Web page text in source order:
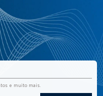
e muito mais.